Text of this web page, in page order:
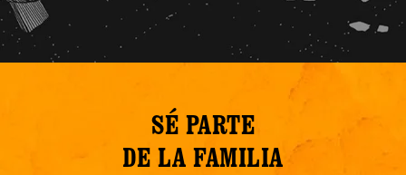
SÉ PARTE
DE LA FAMILIA